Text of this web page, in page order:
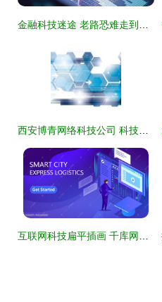
金融科技迷途 老路恐难走到明天
西安博青网络科技公司 科技网络的创新引领者
互联网科技扁平插画 千库网中的视觉网络新表达